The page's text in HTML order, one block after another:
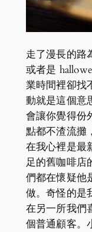
走了漫長的路
或者是
業時間裡卻找
動就是這個意
會讓你覺得份
點都不渣流攤
在我心裡是最
足的舊咖啡店
們都在懷疑他
做。奇怪的是
在另一所我們
個普通顧客。